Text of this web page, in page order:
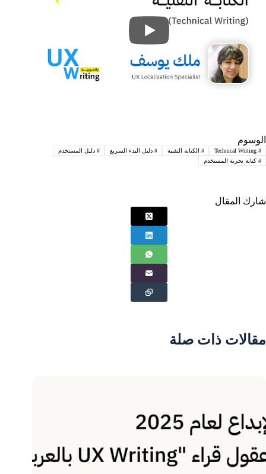
الوسوم
#
Technical Writing
# الكتابة التقنية # دليل البدء السريع # دليل المستخدم
# كتابة تجربة المستخدم
شارك المقال
مقالات ذات صلة